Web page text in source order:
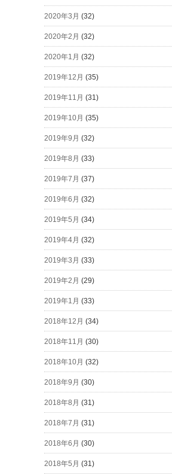
2020年3月 (32)
2020年2月 (32)
2020年1月 (32)
2019年12月 (35)
2019年11月 (31)
2019年10月 (35)
2019年9月 (32)
2019年8月 (33)
2019年7月 (37)
2019年6月 (32)
2019年5月 (34)
2019年4月 (32)
2019年3月 (33)
2019年2月 (29)
2019年1月 (33)
2018年12月 (34)
2018年11月 (30)
2018年10月 (32)
2018年9月 (30)
2018年8月 (31)
2018年7月 (31)
2018年6月 (30)
2018年5月 (31)